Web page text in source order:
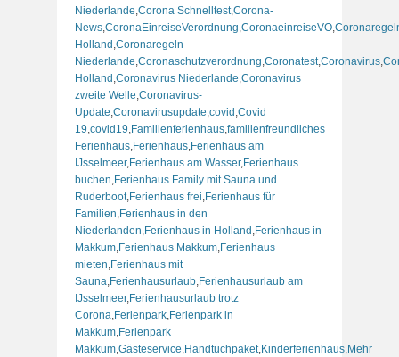
Niederlande Corona Schnelltest,Corona-
News CoronaEinreiseVerordnung CoronaeinreiseVO
Holland Coronaregeln
Niederlande Coronaschutzverordnung Coronatest,Coronavirus
Holland Coronavirus Niederlande Coronavirus
zweite Welle Coronavirus-
Update Coronavirusupdate covid Covid
19 covid19 Familienferienhaus familienfreundliches
Ferienhaus Ferienhaus Ferienhaus am
IJsselmeer, Ferienhaus am Wasser, Ferienhaus
buchen Ferienhaus Family mit Sauna und
Ruderboot, Ferienhaus frei Ferienhaus für
Familien Ferienhaus in den
Niederlanden Ferienhaus in Holland Ferienhaus in
Makkum Ferienhaus Makkum Ferienhaus
mieten Ferienhaus mit
Sauna Ferienhausurlaub Ferienhausurlaub am
IJsselmeer, Ferienhausurlaub trotz
Corona Ferienpark Ferienpark in
Makkum Ferienpark
Makkum Gästeservice Handtuchpaket, Kinderferienhaus Mehr